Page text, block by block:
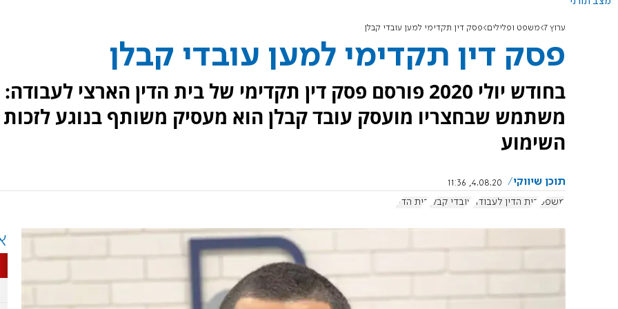
ערוץ 7 משפט ופלילים פסק דין תקדימי למען עובדי קבלן
פסק דין תקדימי למען עובדי קבלן
בחודש יולי 2020 פורסם פסק דין תקדימי של בית הדין הארצי לעבודה:
משתמש שבחצריו מועסק עובד קבלן הוא מעסיק משותף בנוגע לזכות
השימוע
תוכן שיווקי
4.08.20, 11:36
משפט בית הדין לעבודה עובדי קבלן בית הדין